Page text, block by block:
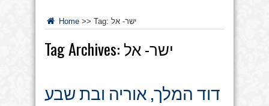
Home >> Tag: ישר- אל
Tag Archives:ישר- אל
דוד המלך, אוריה ובת שבע